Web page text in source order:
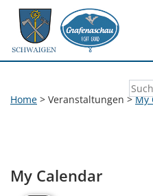
Home > Veranstaltungen >My
My Calendar